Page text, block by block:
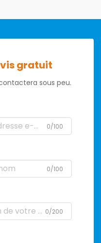
gratuit
sous peu.
0/100
0/100
0/200